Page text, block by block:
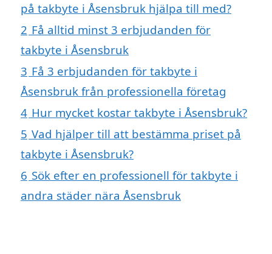
på takbyte i Åsensbruk hjälpa till med?
2 Få alltid minst 3 erbjudanden för
takbyte i Åsensbruk
3 Få 3 erbjudanden för takbyte i
Åsensbruk från professionella företag
4 Hur mycket kostar takbyte i Åsensbruk?
5 Vad hjälper till att bestämma priset på
takbyte i Åsensbruk?
6 Sök efter en professionell för takbyte i
andra städer nära Åsensbruk